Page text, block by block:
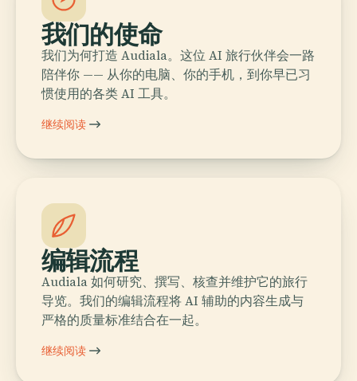
我们的使命
我们为何打造 Audiala。这位 AI 旅行伙伴会一路
陪伴你 —— 从你的电脑、你的手机，到你早已习
惯使用的各类 AI 工具。
继续阅读
编辑流程
Audiala 如何研究、撰写、核查并维护它的旅行
导览。我们的编辑流程将 AI 辅助的内容生成与
严格的质量标准结合在一起。
继续阅读